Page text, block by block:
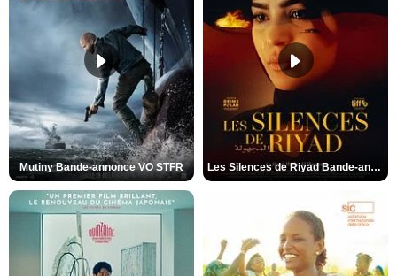
Mutiny Bande-annonce VO STFR Les Silences de Riyad Bande-annonce VO STFR